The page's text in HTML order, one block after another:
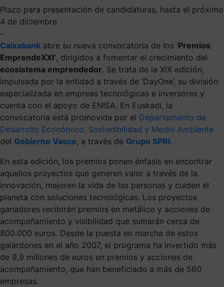
Plazo para presentación de candidaturas, hasta el próximo
4 de diciembre
-
Caixabank abre su nueva convocatoria de los ‘Premios
EmprendeXXI’, dirigidos a fomentar el crecimiento del
ecosistema emprendedor. Se trata de la XIX edición,
impulsada por la entidad a través de ‘DayOne’, su división
especializada en empreas tecnológicas e inversores y
cuenta con el apoyo de ENISA. En Euskadi, la
convocatoria está promovida por el Departamento de
Desarrollo Económico, Sostenibilidad y Medio Ambiente
del Gobierno Vasco, a través de Grupo SPRI.
En esta edición, los premios ponen énfasis en encontrar
aquellos proyectos que generen valor a través de la
innovación, mejoren la vida de las personas y cuiden el
planeta con soluciones tecnológicas. Los proyectos
ganadores recibirán premios en metálico y acciones de
acompañamiento y visibilidad que sumarán cerca de
800.000 euros. Desde la puesta en marcha de estos
galardones en el año 2007, el programa ha invertido más
de 9,9 millones de euros en premios y acciones de
acompañamiento, que han beneficiado a más de 560
empresas.